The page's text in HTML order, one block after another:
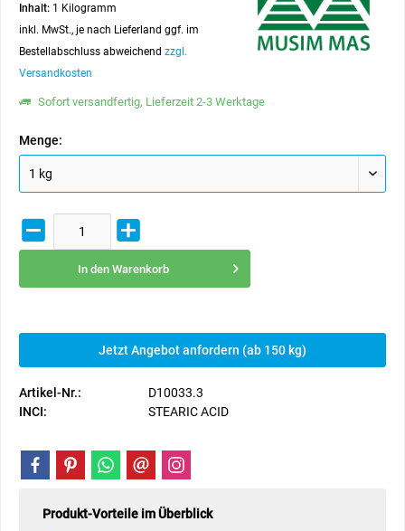
Inhalt: 1 Kilogramm
inkl. MwSt., je nach Lieferland ggf. im
Bestellabschluss abweichend zzgl.
Versandkosten
Sofort versandfertig, Lieferzeit 2-3 Werktage
Menge:
In den Warenkorb
Jetzt Angebot anfordern (ab 150 kg)
Artikel-Nr.:
D10033.3
INCI:
STEARIC ACID
Produkt-Vorteile im Überblick